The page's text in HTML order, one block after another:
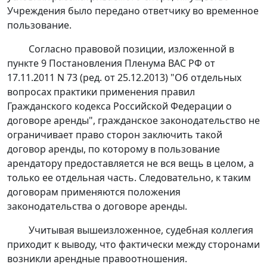
Учреждения было передано ответчику во временное
пользование.
Согласно правовой позиции, изложенной в
пункте 9 Постановления Пленума ВАС РФ от
17.11.2011 N 73 (ред. от 25.12.2013) "Об отдельных
вопросах практики применения правил
Гражданского кодекса Российской Федерации о
договоре аренды", гражданское законодательство не
ограничивает право сторон заключить такой
договор аренды, по которому в пользование
арендатору предоставляется не вся вещь в целом, а
только ее отдельная часть. Следовательно, к таким
договорам применяются положения
законодательства о договоре аренды.
Учитывая вышеизложенное, судебная коллегия
приходит к выводу, что фактически между сторонами
возникли арендные правоотношения.